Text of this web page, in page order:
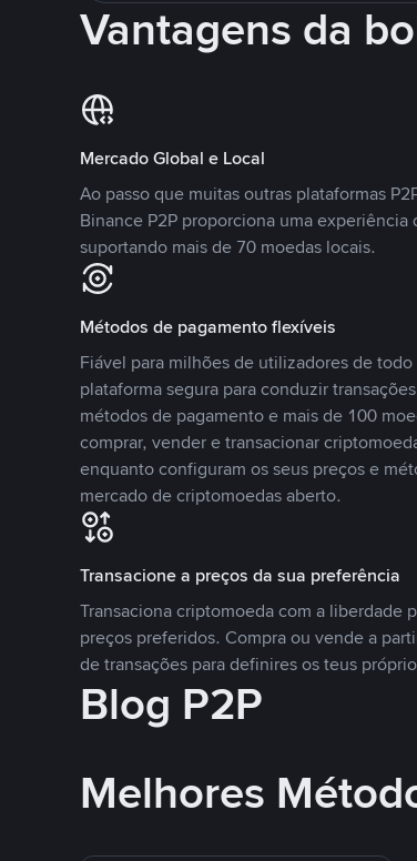
Vantagens da
Mercado Global e Local
Ao passo que muitas outras plataformas
Binance P2P proporciona uma
suportando mais de 70 moedas locais.
Métodos de pagamento flexíveis
Fiável para milhões de utilizadores de
plataforma segura para conduzir
métodos de pagamento e mais de 100
comprar, vender e transacionar
enquanto configuram os seus preços e
mercado de criptomoedas aberto.
Transacione a preços da sua preferência
Transaciona criptomoeda com a liberdade
preços preferidos. Compra ou vende a
de transações para definires os teus
Blog P2P
Melhores